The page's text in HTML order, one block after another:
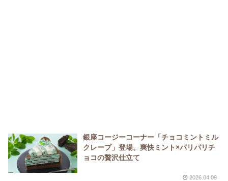
銀座コージーコーナー「チョコミントミル
クレープ」登場。爽快ミント×パリパリチ
ョコの贅沢仕立て
2026.04.09